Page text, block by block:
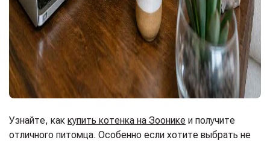
Узнайте, как купить котенка на Зоонике и получите
отличного питомца. Особенно если хотите выбрать не